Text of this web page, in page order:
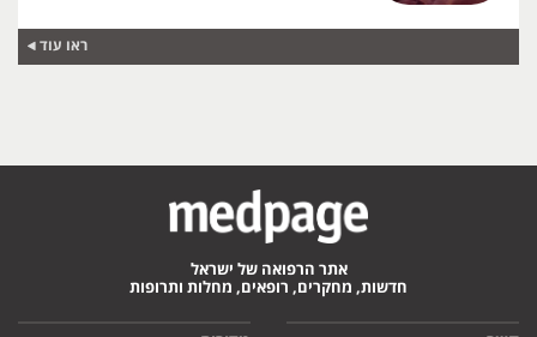
ראו עוד
אתר הרפואה של ישראל
חדשות, מחקרים, רופאים, מחלות ותרופות